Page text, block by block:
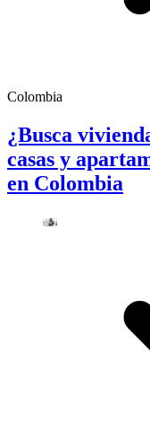
Colombia
¿Busca
casas y
en Colombia